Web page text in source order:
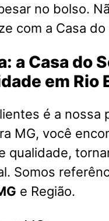
no bolso.
com a Casa do
a Casa do
em Rio
é a nossa
MG, você
qualidade,
Somos
e Região.